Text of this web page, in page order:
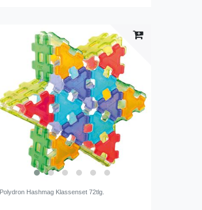
Polydron Hashmag Klassenset 72tlg.